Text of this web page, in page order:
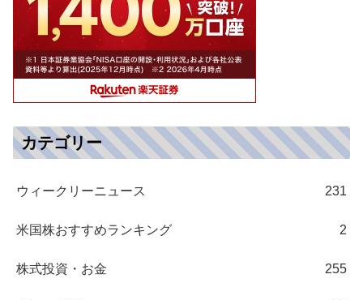
カテゴリー
ウィークリーニュース 231
米国株おすすめランキング 2
株式投資・お金 255